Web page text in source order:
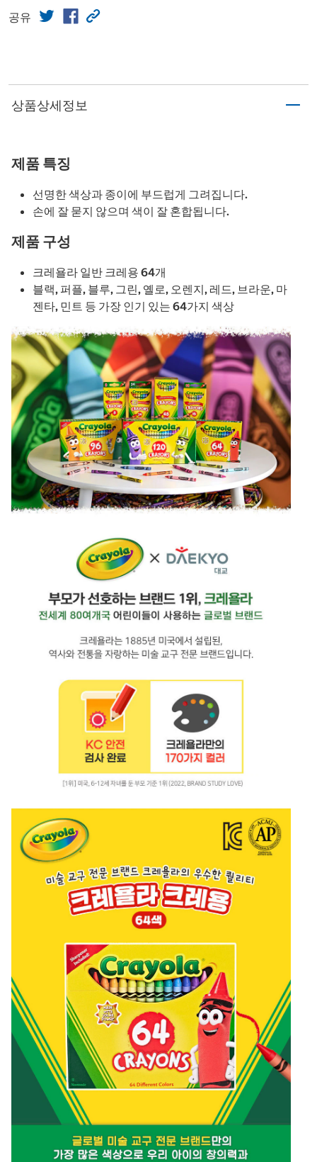
공유
상품상세정보
제품 특징
선명한 색상과 종이에 부드럽게 그려집니다.
손에 잘 묻지 않으며 색이 잘 혼합됩니다.
제품 구성
크레욜라 일반 크레용 64개
블랙, 퍼플, 블루, 그린, 옐로, 오렌지, 레드, 브라운, 마
젠타, 민트 등 가장 인기 있는 64가지 색상